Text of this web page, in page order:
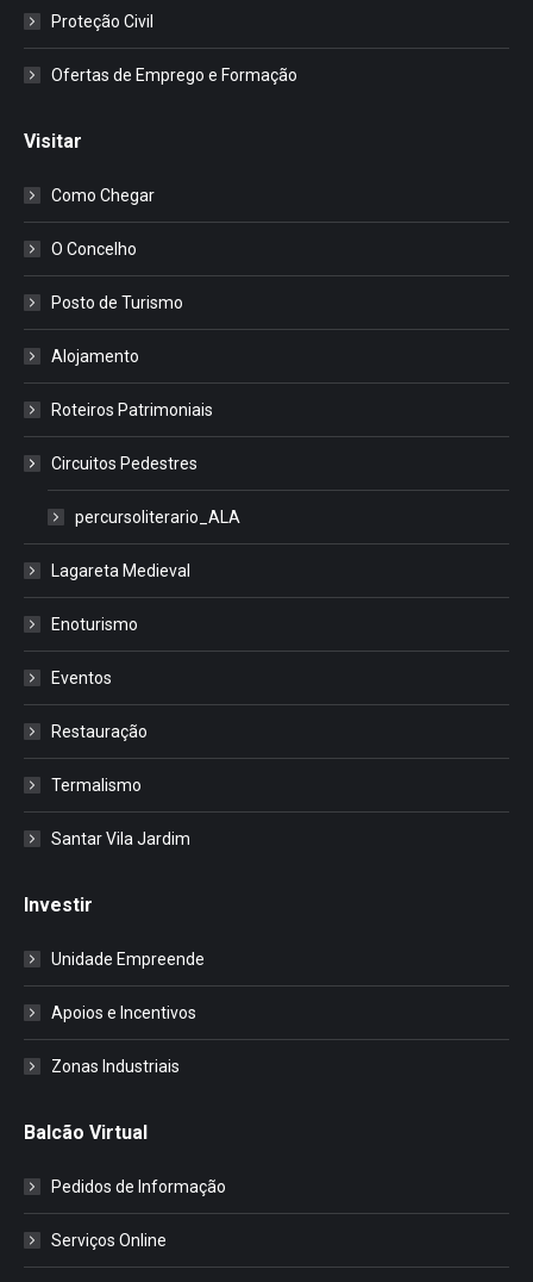
Proteção Civil
Ofertas de Emprego e Formação
Visitar
Como Chegar
O Concelho
Posto de Turismo
Alojamento
Roteiros Patrimoniais
Circuitos Pedestres
percursoliterario_ALA
Lagareta Medieval
Enoturismo
Eventos
Restauração
Termalismo
Santar Vila Jardim
Investir
Unidade Empreende
Apoios e Incentivos
Zonas Industriais
Balcão Virtual
Pedidos de Informação
Serviços Online